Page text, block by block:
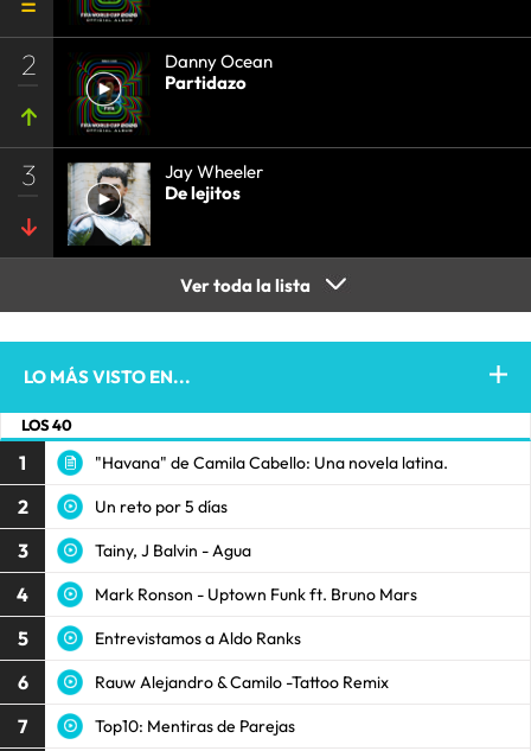
2
Danny Ocean
Partidazo
3
Jay Wheeler
De lejitos
Ver toda la lista
LO MÁS VISTO EN...
LOS 40
1 "Havana" de Camila Cabello: Una novela latina.
2 Un reto por 5 días
3 Tainy, J Balvin - Agua
4 Mark Ronson - Uptown Funk ft. Bruno Mars
5 Entrevistamos a Aldo Ranks
6 Rauw Alejandro & Camilo -Tattoo Remix
7 Top10: Mentiras de Parejas